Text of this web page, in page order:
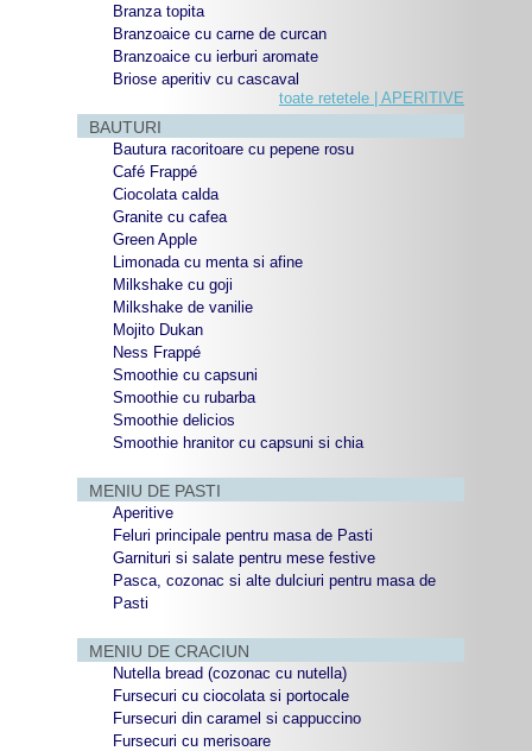
Branza topita
Branzoaice cu carne de curcan
Branzoaice cu ierburi aromate
Briose aperitiv cu cascaval
toate retetele | APERITIVE
BAUTURI
Bautura racoritoare cu pepene rosu
Café Frappé
Ciocolata calda
Granite cu cafea
Green Apple
Limonada cu menta si afine
Milkshake cu goji
Milkshake de vanilie
Mojito Dukan
Ness Frappé
Smoothie cu capsuni
Smoothie cu rubarba
Smoothie delicios
Smoothie hranitor cu capsuni si chia
MENIU DE PASTI
Aperitive
Feluri principale pentru masa de Pasti
Garnituri si salate pentru mese festive
Pasca, cozonac si alte dulciuri pentru masa de
Pasti
MENIU DE CRACIUN
Nutella bread (cozonac cu nutella)
Fursecuri cu ciocolata si portocale
Fursecuri din caramel si cappuccino
Fursecuri cu merisoare